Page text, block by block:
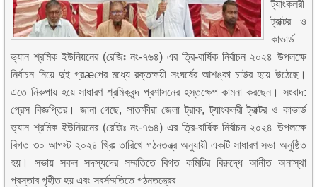
ট্যাংকলরী
ট্রাক্টর ও
কাভার্ড
ভ্যান শ্রমিক ইউনিয়নের (রেজিঃ নং-৭৬৪) এর ত্রি-বার্ষিক নির্বাচন ২০২৪ উপলক্ষে
নির্বাচন নিয়ে দুই গ্রæপের মধ্যে রক্তক্ষয়ী সংঘর্ষের আশঙ্কা চাউর হয়ে উঠেছে।
এতে নিরুপায় হয়ে সাধারণ শ্রমিকবৃন্দ প্রশাসনের হস্তক্ষেপ কামনা করছেন। সংবাদ:
প্রেস বিজ্ঞপ্তির। জানা গেছে, সাতক্ষীরা জেলা ট্রাক, ট্যাংকলরী ট্রাক্টর ও কাভার্ড
ভ্যান শ্রমিক ইউনিয়নের (রেজিঃ নং-৭৬৪) এর ত্রি-বার্ষিক নির্বাচন ২০২৪ উপলক্ষে
বিগত ৩০ আগস্ট ২০২৪ খ্রিঃ তারিখে গঠনতন্ত্র অনুযায়ী একটি সাধারণ সভা অনুষ্ঠিত
হয়। সভায় সকল সদস্যদের সম্মতিতে বিগত কমিটির বিরুদ্ধে আনীত অনাস্থা
প্রস্তাব গৃহীত হয় এবং সবর্সম্মতিতে গঠনতন্ত্রের